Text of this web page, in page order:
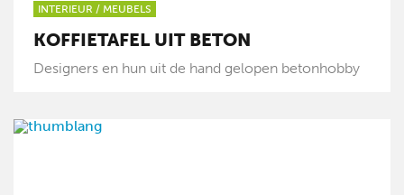
INTERIEUR / MEUBELS
KOFFIETAFEL UIT BETON
Designers en hun uit de hand gelopen betonhobby